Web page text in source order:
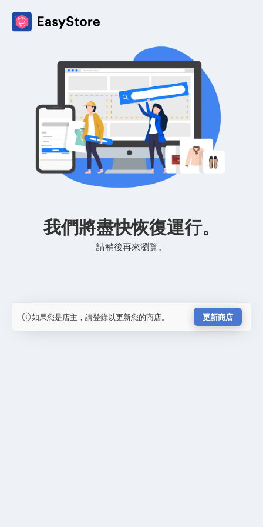
我們將盡快恢復運行。
請稍後再來瀏覽。
如果您是店主，請登錄以更新您的商店。 更新商店